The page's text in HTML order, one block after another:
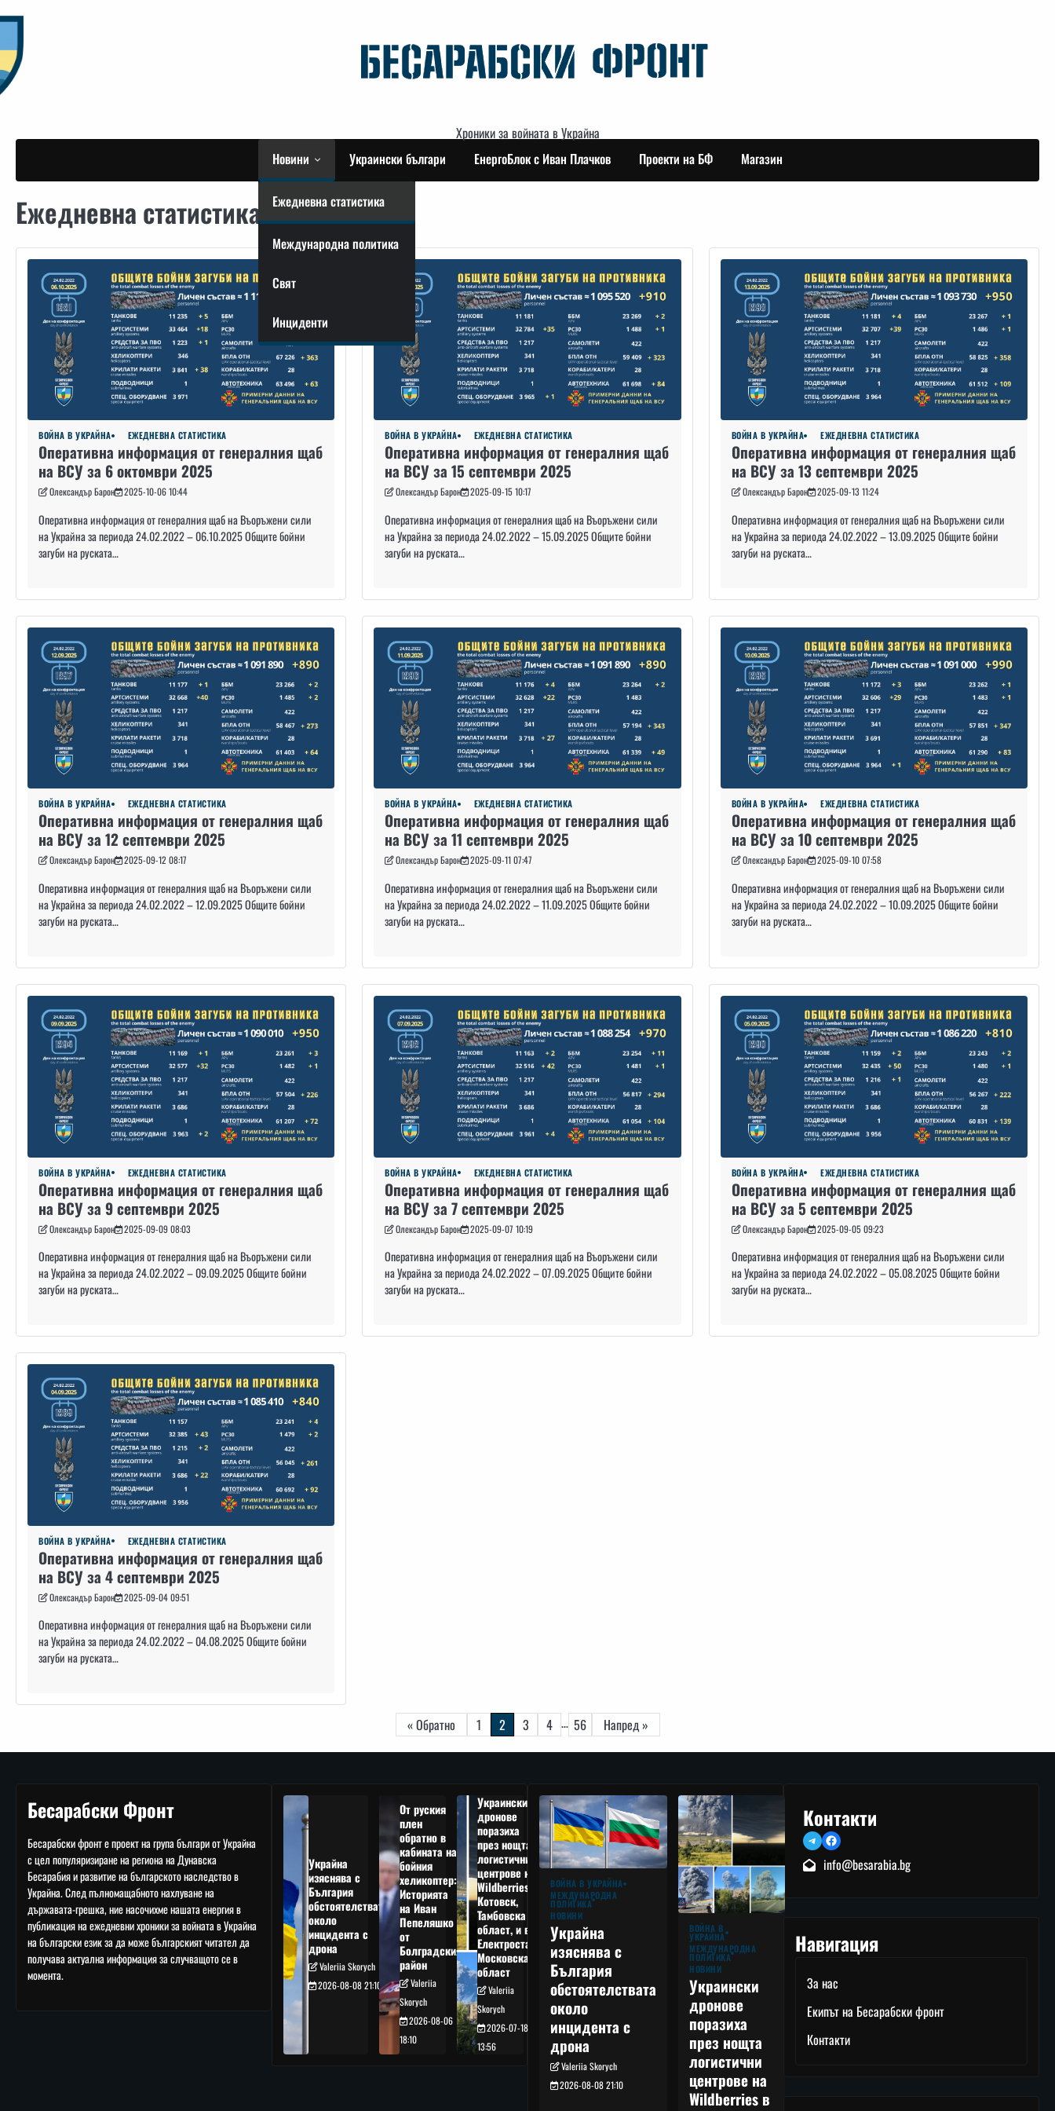
to
content
Хроники за войната в Украйна
Новини
Ежедневна статистика
Международна политика
Свят
Инциденти
Украински българи ЕнергоБлок с Иван Плачков Проекти на БФ Магазин
Ежедневна статистика
ВОЙНА В УКРАЙНА ЕЖЕДНЕВНА СТАТИСТИКА
Оперативна информация от генералния щаб
на ВСУ за 6 октомври 2025
Олександър Барон 2025-10-06 10:44
Оперативна информация от генералния щаб на Въоръжени сили
на Украйна за периода 24.02.2022 – 06.10.2025 Общите бойни
загуби на руската…
ВОЙНА В УКРАЙНА ЕЖЕДНЕВНА СТАТИСТИКА
Оперативна информация от генералния щаб
на ВСУ за 15 септември 2025
Олександър Барон 2025-09-15 10:17
Оперативна информация от генералния щаб на Въоръжени сили
на Украйна за периода 24.02.2022 – 15.09.2025 Общите бойни
загуби на руската…
ВОЙНА В УКРАЙНА ЕЖЕДНЕВНА СТАТИСТИКА
Оперативна информация от генералния щаб
на ВСУ за 13 септември 2025
Олександър Барон 2025-09-13 11:24
Оперативна информация от генералния щаб на Въоръжени сили
на Украйна за периода 24.02.2022 – 13.09.2025 Общите бойни
загуби на руската…
ВОЙНА В УКРАЙНА ЕЖЕДНЕВНА СТАТИСТИКА
Оперативна информация от генералния щаб
на ВСУ за 12 септември 2025
Олександър Барон 2025-09-12 08:17
Оперативна информация от генералния щаб на Въоръжени сили
на Украйна за периода 24.02.2022 – 12.09.2025 Общите бойни
загуби на руската…
ВОЙНА В УКРАЙНА ЕЖЕДНЕВНА СТАТИСТИКА
Оперативна информация от генералния щаб
на ВСУ за 11 септември 2025
Олександър Барон 2025-09-11 07:47
Оперативна информация от генералния щаб на Въоръжени сили
на Украйна за периода 24.02.2022 – 11.09.2025 Общите бойни
загуби на руската…
ВОЙНА В УКРАЙНА ЕЖЕДНЕВНА СТАТИСТИКА
Оперативна информация от генералния щаб
на ВСУ за 10 септември 2025
Олександър Барон 2025-09-10 07:58
Оперативна информация от генералния щаб на Въоръжени сили
на Украйна за периода 24.02.2022 – 10.09.2025 Общите бойни
загуби на руската…
ВОЙНА В УКРАЙНА ЕЖЕДНЕВНА СТАТИСТИКА
Оперативна информация от генералния щаб
на ВСУ за 9 септември 2025
Олександър Барон 2025-09-09 08:03
Оперативна информация от генералния щаб на Въоръжени сили
на Украйна за периода 24.02.2022 – 09.09.2025 Общите бойни
загуби на руската…
ВОЙНА В УКРАЙНА ЕЖЕДНЕВНА СТАТИСТИКА
Оперативна информация от генералния щаб
на ВСУ за 7 септември 2025
Олександър Барон 2025-09-07 10:19
Оперативна информация от генералния щаб на Въоръжени сили
на Украйна за периода 24.02.2022 – 07.09.2025 Общите бойни
загуби на руската…
ВОЙНА В УКРАЙНА ЕЖЕДНЕВНА СТАТИСТИКА
Оперативна информация от генералния щаб
на ВСУ за 5 септември 2025
Олександър Барон 2025-09-05 09:23
Оперативна информация от генералния щаб на Въоръжени сили
на Украйна за периода 24.02.2022 – 05.08.2025 Общите бойни
загуби на руската…
ВОЙНА В УКРАЙНА ЕЖЕДНЕВНА СТАТИСТИКА
Оперативна информация от генералния щаб
на ВСУ за 4 септември 2025
Олександър Барон 2025-09-04 09:51
Оперативна информация от генералния щаб на Въоръжени сили
на Украйна за периода 24.02.2022 – 04.08.2025 Общите бойни
загуби на руската…
« Обратно 1 2 3 4 … 56 Напред »
Бесарабски Фронт
Бесарабски фронт е проект на група българи от Украйна
с цел популяризиране на региона на Дунавска
Бесарабия и развитие на българското наследство в
Украйна. След пълномащабното нахлуване на
държавата-грешка, ние насочихме нашата енергия в
публикация на ежедневни хроники за войната в Украйна
на български език за да може българският читател да
получава актуална информация за случващото се в
момента.
Украйна
изяснява с
България
обстоятелствата
около
инцидента с
дрона
Valeriia Skorych
2026-08-08 21:10
От руския
плен
обратно в
кабината на
бойния
хеликоптер:
Историята
на Иван
Пепеляшко
от
Болградския
район
Valeriia
Skorych
2026-08-06
18:10
Украински
дронове
поразиха
през нощта
логистични
центрове на
Wildberries в
Котовск,
Тамбовска
област, и в
Електростал,
Московска
област
Valeriia
Skorych
2026-07-18
13:56
ВОЙНА В УКРАЙНА
МЕЖДУНАРОДНА
ПОЛИТИКА
НОВИНИ
Украйна
изяснява с
България
обстоятелствата
около
инцидента с
дрона
Valeriia Skorych
2026-08-08 21:10
ВОЙНА В
УКРАЙНА
МЕЖДУНАРОДНА
ПОЛИТИКА
НОВИНИ
Украински
дронове
поразиха
през нощта
логистични
центрове на
Wildberries в
Контакти
TelegramFacebook
info@besarabia.bg
Навигация
За нас
Екипът на Бесарабски фронт
Контакти